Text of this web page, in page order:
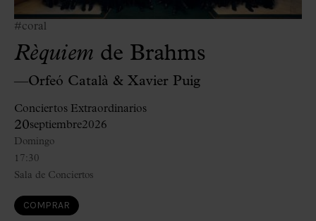
#coral
Rèquiem de Brahms
—Orfeó Català & Xavier Puig
Conciertos Extraordinarios
20septiembre2026
17:30
Domingo
Sala de Conciertos
COMPRAR